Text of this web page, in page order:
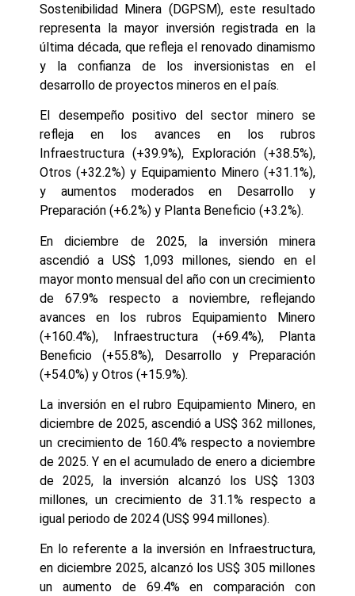
Sostenibilidad Minera (DGPSM), este resultado
representa la mayor inversión registrada en la
última década, que refleja el renovado dinamismo
y la confianza de los inversionistas en el
desarrollo de proyectos mineros en el país.
El desempeño positivo del sector minero se
refleja en los avances en los rubros
Infraestructura (+39.9%), Exploración (+38.5%),
Otros (+32.2%) y Equipamiento Minero (+31.1%),
y aumentos moderados en Desarrollo y
Preparación (+6.2%) y Planta Beneficio (+3.2%).
En diciembre de 2025, la inversión minera
ascendió a US$ 1,093 millones, siendo en el
mayor monto mensual del año con un crecimiento
de 67.9% respecto a noviembre, reflejando
avances en los rubros Equipamiento Minero
(+160.4%), Infraestructura (+69.4%), Planta
Beneficio (+55.8%), Desarrollo y Preparación
(+54.0%) y Otros (+15.9%).
La inversión en el rubro Equipamiento Minero, en
diciembre de 2025, ascendió a US$ 362 millones,
un crecimiento de 160.4% respecto a noviembre
de 2025. Y en el acumulado de enero a diciembre
de 2025, la inversión alcanzó los US$ 1303
millones, un crecimiento de 31.1% respecto a
igual periodo de 2024 (US$ 994 millones).
En lo referente a la inversión en Infraestructura,
en diciembre 2025, alcanzó los US$ 305 millones
un aumento de 69.4% en comparación con